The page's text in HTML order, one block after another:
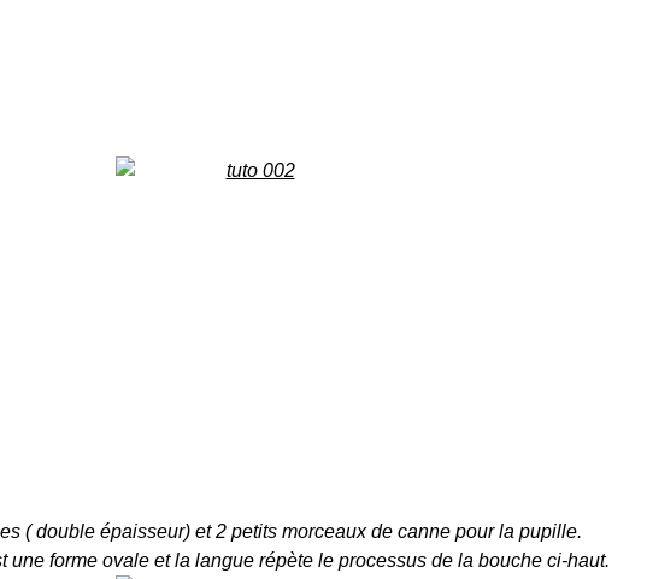
( double épaisseur) et 2 petits morceaux de canne pour la pupille.
une forme ovale et la langue répète le processus de la bouche ci-haut.